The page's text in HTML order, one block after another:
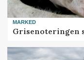
MARKED
Grisenoteringen